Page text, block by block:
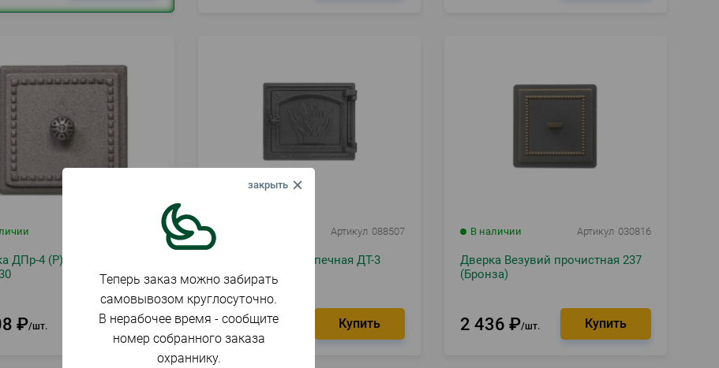
ДПр-4 (Р) прочистная
₽ шт.
Артикул 088507
Дверка ВЕЗУВИЙ печная ДТ-3
(Антрацит)
3 809 ₽
В наличии Артикул 030816
Дверка Везувий прочистная 237
(Бронза)
2 436 ₽ шт.
Теперь заказ можно забирать
самовывозом круглосуточно.
В нерабочее время - сообщите
номер собранного заказа
охраннику.